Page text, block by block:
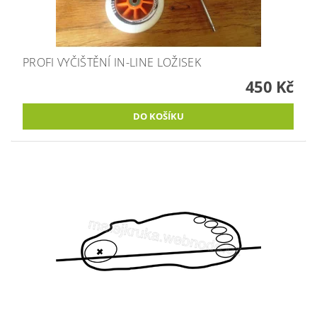
PROFI VYČIŠTĚNÍ IN-LINE LOŽISEK
450 Kč